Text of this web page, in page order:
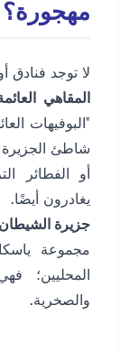
مهجورة؟
لا توجد فنادق
المقاهي
"البوفيهات
شاطئ الجزيرة
أو الفطائر
يغادرون أيضًا.
جزيرة
مجموعة
المحليين؛
والصخرية.